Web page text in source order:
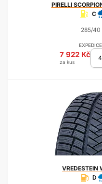
PIRELLI
C
285/40
7 922 Kč
za kus
VREDESTEIN
D